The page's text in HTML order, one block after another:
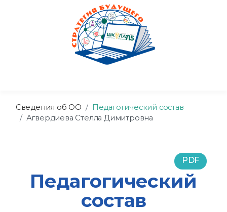
Сведения об ОО
Педагогический состав
Агвердиева Стелла Димитровна
PDF
Педагогический
состав